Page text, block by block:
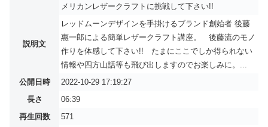
メリカンレザークラフトに挑戦して下さい!!
説明文
レッドムーンデザインを手掛けるブランド創始者 後藤
惠一郎による簡単レザークラフト講座。 後藤流のモノ
作りを体感して下さい!! たまにここでしか得られない
情報や四方山話等も飛び出しますのでお楽しみに。...
公開日時
2022-10-29 17:19:27
長さ
06:39
再生回数
571